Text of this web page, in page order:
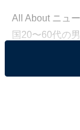
All About ニュ
国20〜60代の
ト（中国・四
た。今回はそ